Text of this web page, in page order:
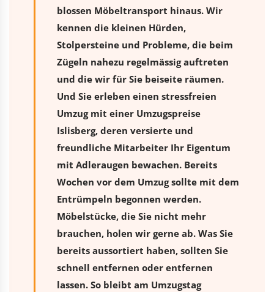
blossen Möbeltransport hinaus. Wir
kennen die kleinen Hürden,
Stolpersteine und Probleme, die beim
Zügeln nahezu regelmässig auftreten
und die wir für Sie beiseite räumen.
Und Sie erleben einen stressfreien
Umzugmit einer Umzugspreise
Islisberg, deren versierte und
freundliche Mitarbeiter Ihr Eigentum
mit Adleraugen bewachen. Bereits
Wochen vor dem Umzug sollte mit dem
Entrümpeln begonnen werden.
Möbelstücke, die Sie nicht mehr
brauchen, holen wir gerne ab. Was Sie
bereits aussortiert haben, sollten Sie
schnell entfernen oder entfernen
lassen. So bleibt am Umzugstag